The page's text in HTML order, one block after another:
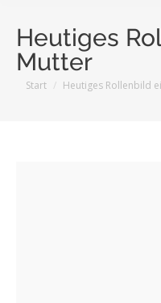
Heutiges
Mutter
Sie befinden sich hier:
Start Heutiges Rollenbild